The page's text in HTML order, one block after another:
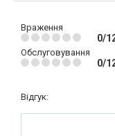
Враження
0/
Обслуговування
0/
Відгук: